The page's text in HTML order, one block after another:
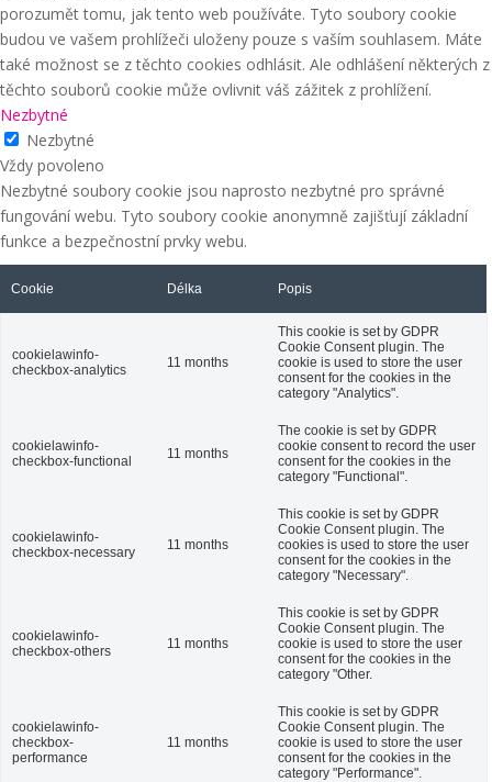
porozumět tomu, jak tento web používáte. Tyto soubory cookie
budou ve vašem prohlížeči uloženy pouze s vaším souhlasem. Máte
také možnost se z těchto cookies odhlásit. Ale odhlášení některých z
těchto souborů cookie může ovlivnit váš zážitek z prohlížení.
Nezbytné
Nezbytné
Vždy povoleno
Nezbytné soubory cookie jsou naprosto nezbytné pro správné
fungování webu. Tyto soubory cookie anonymně zajišťují základní
funkce a bezpečnostní prvky webu.
Cookie Délka Popis
cookielawinfo-
checkbox-analytics
11 months
This cookie is set by GDPR
Cookie Consent plugin. The
cookie is used to store the user
consent for the cookies in the
category "Analytics".
cookielawinfo-
checkbox-functional
11 months
The cookie is set by GDPR
cookie consent to record the user
consent for the cookies in the
category "Functional".
cookielawinfo-
checkbox-necessary
11 months
This cookie is set by GDPR
Cookie Consent plugin. The
cookies is used to store the user
consent for the cookies in the
category "Necessary".
cookielawinfo-
checkbox-others
11 months
This cookie is set by GDPR
Cookie Consent plugin. The
cookie is used to store the user
consent for the cookies in the
category "Other.
cookielawinfo-
checkbox-
performance
11 months
This cookie is set by GDPR
Cookie Consent plugin. The
cookie is used to store the user
consent for the cookies in the
category "Performance".